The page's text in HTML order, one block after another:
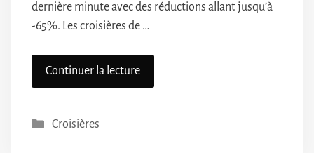
dernière minute avec des réductions allant jusqu’à
-65%. Les croisières de …
Continuer la lecture
Catégories
Croisières